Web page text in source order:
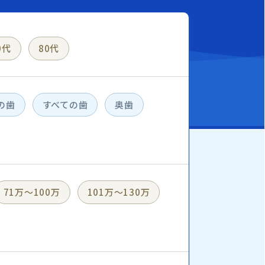
80代
歯 すべての歯 奥歯
71万〜100万 101万〜130万